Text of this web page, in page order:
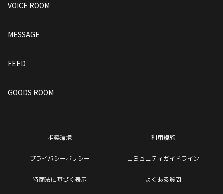
VOICE ROOM
MESSAGE
FEED
GOODS ROOM
推奨環境 利用規約
プライバシーポリシー コミュニティガイドライン
特商法に基づく表示 よくある質問